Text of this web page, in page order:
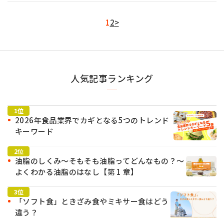
12>
人気記事ランキング
2026年食品業界でカギとなる5つのトレンド
キーワード
油脂のしくみ～そもそも油脂ってどんなもの？～
よくわかる油脂のはなし【第 1 章】
「ソフト食」ときざみ食やミキサー食はどう
違う？